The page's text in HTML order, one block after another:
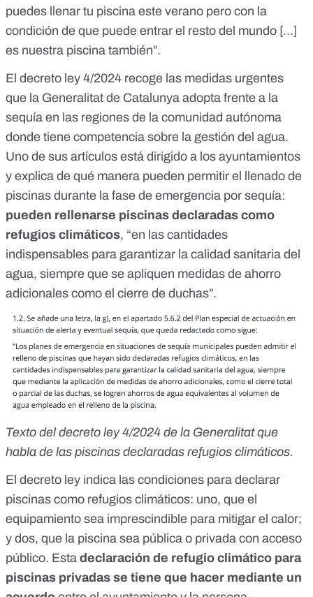
puedes llenar tu piscina este verano pero con la
condición de que puede entrar el resto del mundo [...]
es nuestra piscina también”.
El decreto ley 4/2024 recoge las medidas urgentes
que la Generalitat de Catalunya adopta frente a la
sequía en las regiones de la comunidad autónoma
donde tiene competencia sobre la gestión del agua.
Uno de sus artículos está dirigido a los ayuntamientos
y explica de qué manera pueden permitir el llenado de
piscinas durante la fase de emergencia por sequía:
pueden rellenarse piscinas declaradas como
refugios climáticos, “en las cantidades
indispensables para garantizar la calidad sanitaria del
agua, siempre que se apliquen medidas de ahorro
adicionales como el cierre de duchas”.
Texto del decreto ley 4/2024 de la Generalitat que
habla de las piscinas declaradas refugios climáticos.
El decreto ley indica las condiciones para declarar
piscinas como refugios climáticos: uno, que el
equipamiento sea imprescindible para mitigar el calor;
y dos, que la piscina sea pública o privada con acceso
público. Esta declaración de refugio climático para
piscinas privadas se tiene que hacer mediante un